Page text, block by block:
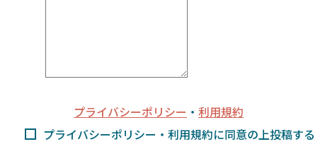
プライバシーポリシー ・ 利用規約
プライバシーポリシー・利用規約に同意の上投稿する